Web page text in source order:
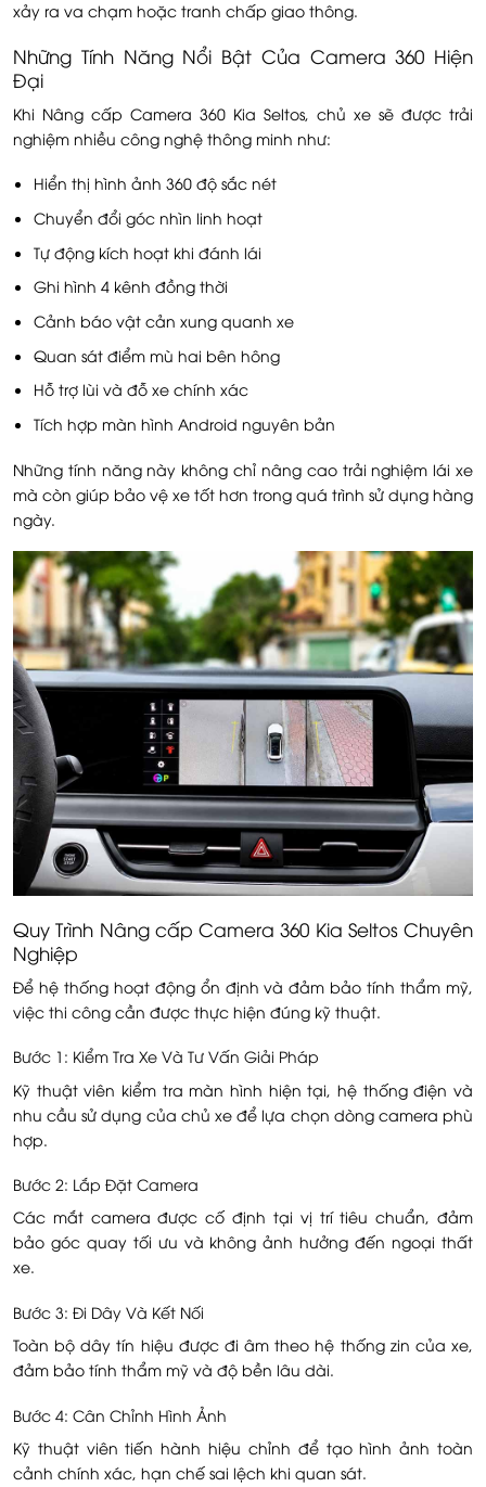
xảy ra va chạm hoặc tranh chấp giao thông.
Những Tính Năng Nổi Bật Của Camera 360 Hiện
Đại
Khi Nâng cấp Camera 360 Kia Seltos, chủ xe sẽ được trải
nghiệm nhiều công nghệ thông minh như:
Hiển thị hình ảnh 360 độ sắc nét
Chuyển đổi góc nhìn linh hoạt
Tự động kích hoạt khi đánh lái
Ghi hình 4 kênh đồng thời
Cảnh báo vật cản xung quanh xe
Quan sát điểm mù hai bên hông
Hỗ trợ lùi và đỗ xe chính xác
Tích hợp màn hình Android nguyên bản
Những tính năng này không chỉ nâng cao trải nghiệm lái xe
mà còn giúp bảo vệ xe tốt hơn trong quá trình sử dụng hàng
ngày.
Quy Trình Nâng cấp Camera 360 Kia Seltos Chuyên
Nghiệp
Để hệ thống hoạt động ổn định và đảm bảo tính thẩm mỹ,
việc thi công cần được thực hiện đúng kỹ thuật.
Bước 1: Kiểm Tra Xe Và Tư Vấn Giải Pháp
Kỹ thuật viên kiểm tra màn hình hiện tại, hệ thống điện và
nhu cầu sử dụng của chủ xe để lựa chọn dòng camera phù
hợp.
Bước 2: Lắp Đặt Camera
Các mắt camera được cố định tại vị trí tiêu chuẩn, đảm
bảo góc quay tối ưu và không ảnh hưởng đến ngoại thất
xe.
Bước 3: Đi Dây Và Kết Nối
Toàn bộ dây tín hiệu được đi âm theo hệ thống zin của xe,
đảm bảo tính thẩm mỹ và độ bền lâu dài.
Bước 4: Cân Chỉnh Hình Ảnh
Kỹ thuật viên tiến hành hiệu chỉnh để tạo hình ảnh toàn
cảnh chính xác, hạn chế sai lệch khi quan sát.